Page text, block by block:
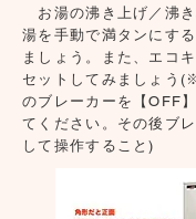
お湯の沸き上げ／沸
湯を手動で満タンにす
ましょう。また、エコ
セットしてみましょう
のブレーカーを【OFF
てください。その後ブ
して操作すること)